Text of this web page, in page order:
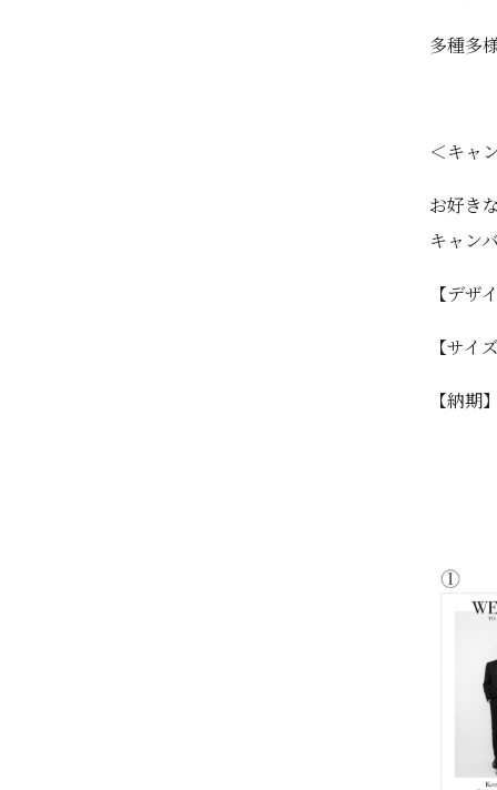
多種多
＜キャ
お好き
キャン
【デザ
【サイ
【納